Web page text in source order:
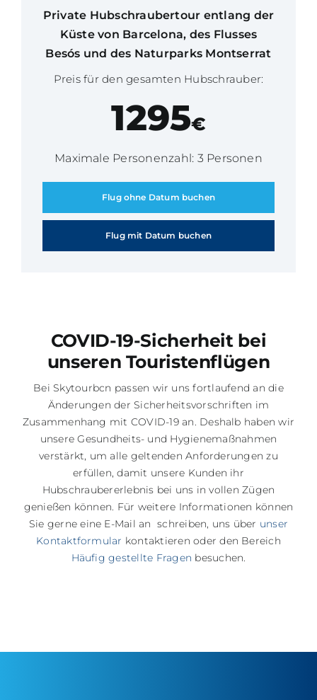
Private Hubschraubertour entlang der
Küste von Barcelona, des Flusses
Besós und des Naturparks Montserrat
Preis für den gesamten Hubschrauber:
1295€
Maximale Personenzahl: 3 Personen
Flug ohne Datum buchen
Flug mit Datum buchen
COVID-19-Sicherheit bei
unseren Touristenflügen
Bei Skytourbcn passen wir uns fortlaufend an die
Änderungen der Sicherheitsvorschriften im
Zusammenhang mit COVID-19 an. Deshalb haben wir
unsere Gesundheits- und Hygienemaßnahmen
verstärkt, um alle geltenden Anforderungen zu
erfüllen, damit unsere Kunden ihr
Hubschraubererlebnis bei uns in vollen Zügen
genießen können. Für weitere Informationen können
Sie gerne eine E-Mail an schreiben, uns über unser
Kontaktformular kontaktieren oder den Bereich
Häufig gestellte Fragen besuchen.